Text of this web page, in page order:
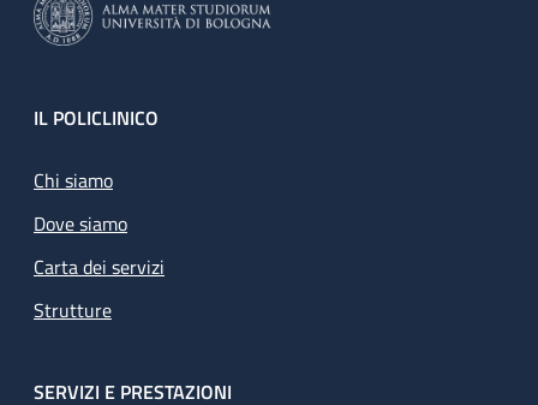
Footer
IL POLICLINICO
Chi siamo
Dove siamo
Carta dei servizi
Strutture
SERVIZI E PRESTAZIONI